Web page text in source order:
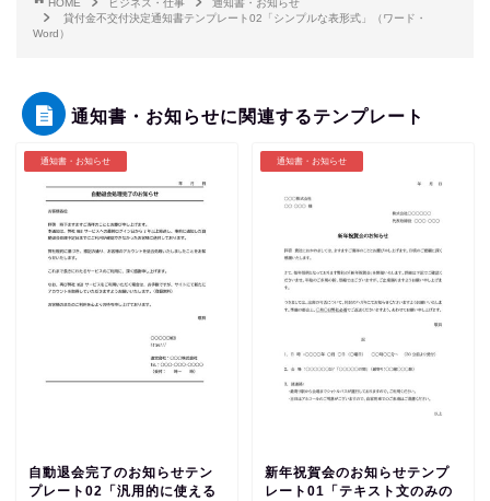
貸付金不交付決定通知書テンプレート02「シンプルな表形式」（ワード・
Word）
通知書・お知らせに関連するテンプレート
通知書・お知らせ
自動退会完了のお知らせテン
プレート02「汎用的に使える
通知書・お知らせ
新年祝賀会のお知らせテンプ
レート01「テキスト文のみの